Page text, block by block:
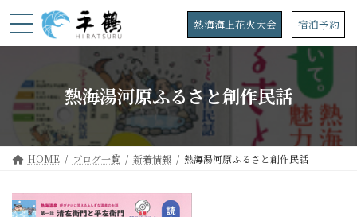
ン
プ
ビ
動
熱海海上花火大会 宿泊予約
熱海湯河原ふるさと創作民話
HOME ブログ一覧 新着情報 熱海湯河原ふるさと創作民話